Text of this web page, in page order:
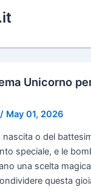
Unicorno
/ May 01, 2026
nascita o del
speciale, e le
una scelta
questa